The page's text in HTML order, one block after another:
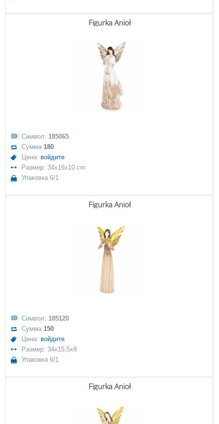
Figurka Anioł
Символ: 185065
Сумма180
Цена: войдите
Размер: 34x16x10 cm
Упаковка 6/1
Figurka Anioł
Символ: 185120
Сумма150
Цена: войдите
Размер: 34x15,5x8
Упаковка 6/1
Figurka Anioł